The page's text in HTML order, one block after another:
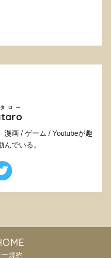
ロー
漫画 / ゲーム / Youtubeが趣
でいる。
規約